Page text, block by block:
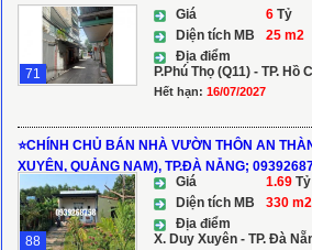
71
Giá 6 Tỷ
Diện tích MB
25 m2
Địa điểm
P.Phú Thọ (Q11) - TP. Hồ
Hết hạn: 16/07/2027
⭐️CHÍNH CHỦ BÁN NHÀ VƯỜN THÔN AN
XUYÊN, QUẢNG NAM), TP.ĐÀ NẴNG;
88
Giá 1.69 Tỷ
Diện tích MB
330 m2
Địa điểm
X. Duy Xuyên - TP. Đà